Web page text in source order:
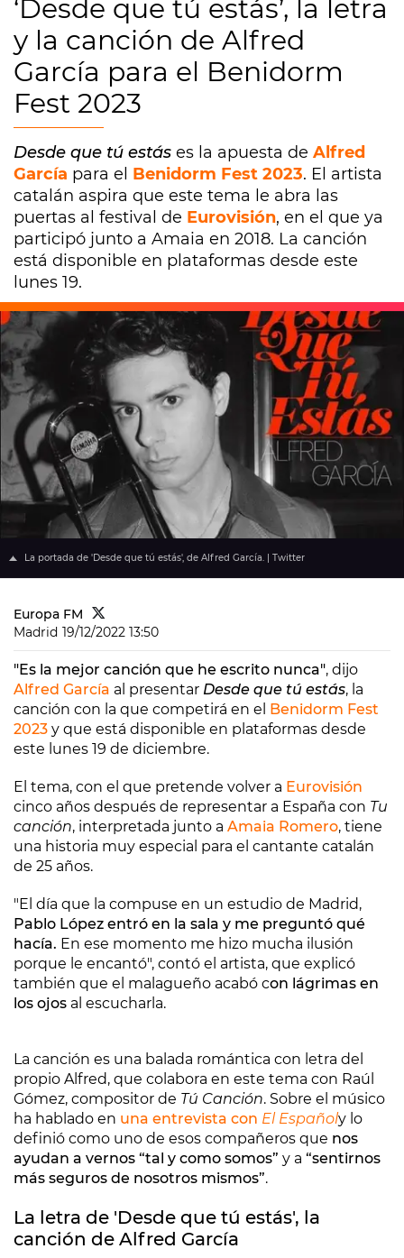
‘Desde que tú estás’, la letra
y la canción de Alfred
García para el Benidorm
Fest 2023
Desde que tú estás es la apuesta de Alfred
García para el Benidorm Fest 2023. El artista
catalán aspira que este tema le abra las
puertas al festival de Eurovisión, en el que ya
participó junto a Amaia en 2018. La canción
está disponible en plataformas desde este
lunes 19.
La portada de 'Desde que tú estás', de Alfred García. | Twitter
Europa FM
Madrid 19/12/2022 13:50
"Es la mejor canción que he escrito nunca", dijo
Alfred García al presentar Desde que tú estás, la
canción con la que competirá en el Benidorm Fest
2023 y que está disponible en plataformas desde
este lunes 19 de diciembre.
El tema, con el que pretende volver a Eurovisión
cinco años después de representar a España con Tu
canción, interpretada junto a Amaia Romero, tiene
una historia muy especial para el cantante catalán
de 25 años.
"El día que la compuse en un estudio de Madrid,
Pablo López entró en la sala y me preguntó qué
hacía. En ese momento me hizo mucha ilusión
porque le encantó", contó el artista, que explicó
también que el malagueño acabó con lágrimas en
los ojos al escucharla.
La canción es una balada romántica con letra del
propio Alfred, que colabora en este tema con Raúl
Gómez, compositor de Tú Canción. Sobre el músico
ha hablado en una entrevista con El Españoly lo
definió como uno de esos compañeros que nos
ayudan a vernos “tal y como somos” y a “sentirnos
más seguros de nosotros mismos”.
La letra de 'Desde que tú estás', la
canción de Alfred García